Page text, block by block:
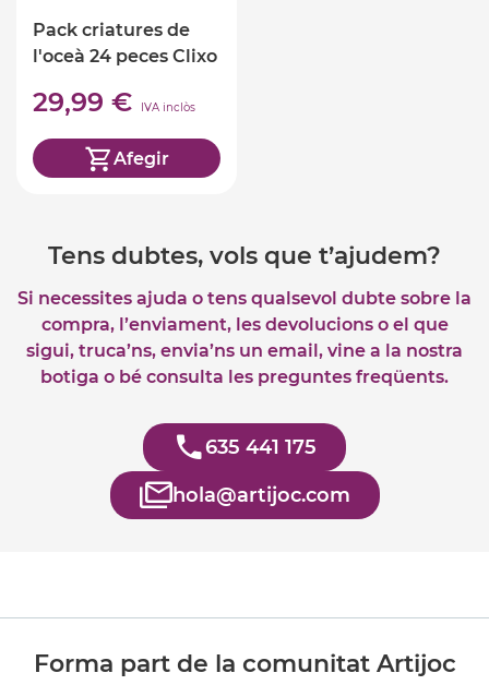
Pack criatures de
l'oceà 24 peces Clixo
29,99 € IVA inclòs
Afegir
Tens dubtes, vols que t’ajudem?
Si necessites ajuda o tens qualsevol dubte sobre la
compra, l’enviament, les devolucions o el que
sigui, truca’ns, envia’ns un email, vine a la nostra
botiga o bé consulta les preguntes freqüents.
635 441 175
hola@artijoc.com
Forma part de la comunitat Artijoc